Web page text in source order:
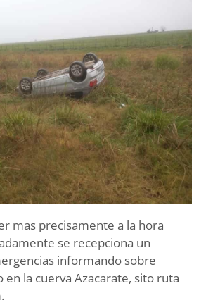
mas precisamente a la hora
se recepciona un
informando sobre
en la cuerva Azacarate, sito ruta